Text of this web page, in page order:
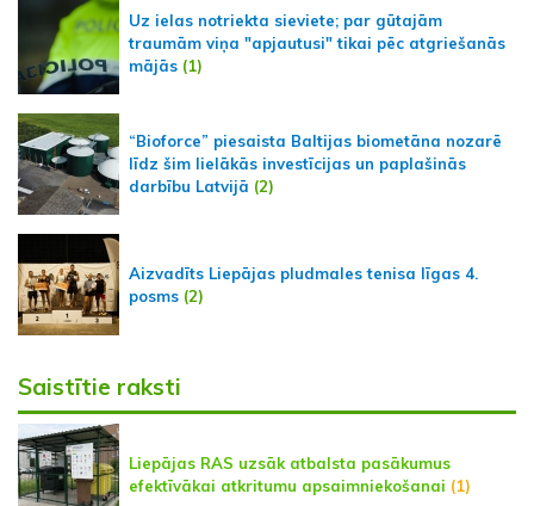
Uz ielas notriekta sieviete; par gūtajām
traumām viņa "apjautusi" tikai pēc atgriešanās
mājās (1)
“Bioforce” piesaista Baltijas biometāna nozarē
līdz šim lielākās investīcijas un paplašinās
darbību Latvijā (2)
Aizvadīts Liepājas pludmales tenisa līgas 4.
posms (2)
Saistītie raksti
Liepājas RAS uzsāk atbalsta pasākumus
efektīvākai atkritumu apsaimniekošanai (1)